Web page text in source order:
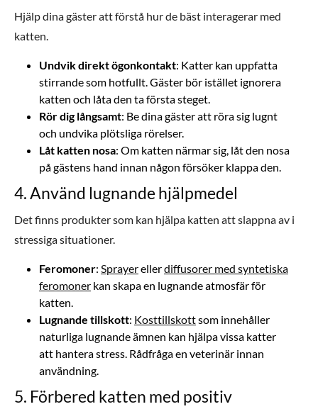
Hjälp dina gäster att förstå hur de bäst interagerar med
katten.
Undvik direkt ögonkontakt: Katter kan uppfatta
stirrande som hotfullt. Gäster bör istället ignorera
katten och låta den ta första steget.
Rör dig långsamt: Be dina gäster att röra sig lugnt
och undvika plötsliga rörelser.
Låt katten nosa: Om katten närmar sig, låt den nosa
på gästens hand innan någon försöker klappa den.
4. Använd lugnande hjälpmedel
Det finns produkter som kan hjälpa katten att slappna av i
stressiga situationer.
Feromoner: Sprayerellerdiffusorer med syntetiska
feromoner kan skapa en lugnande atmosfär för
katten.
Lugnande tillskott: Kosttillskottsom innehåller
naturliga lugnande ämnen kan hjälpa vissa katter
att hantera stress. Rådfråga en veterinär innan
användning.
5. Förbered katten med positiv